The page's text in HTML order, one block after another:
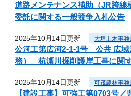
道路メンテナンス補助（JR跨線
委託に関する一般競争入札公告
2025年10月14日更新 大垣土木事務
公河工第広河2-1-1号 公共 広域
務） 杭瀬川掘削護岸工事に関
2025年10月14日更新 可茂農林事務
【建設工事】可強工第0703号